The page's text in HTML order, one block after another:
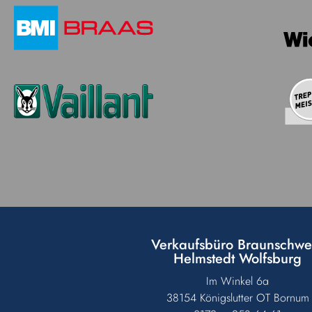
Verkaufsbüro
Helmstedt Wolfsburg
Im Winkel 6a
38154 Königslutter OT Bornum